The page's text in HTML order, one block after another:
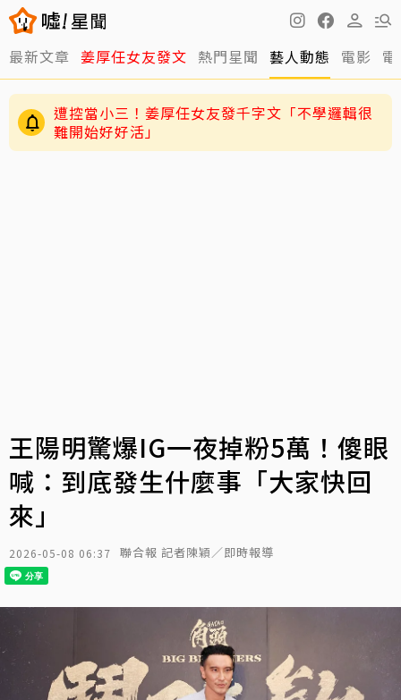
最新文章 姜厚任女友發文 熱門星聞 藝人動態 電影
遭控當小三！姜厚任女友發千字文「不學邏輯很
難開始好好活」
王陽明驚爆IG一夜掉粉5萬！傻眼
喊：到底發生什麼事「大家快回
來」
2026-05-08 06:37 聯合報 記者陳穎／即時報導